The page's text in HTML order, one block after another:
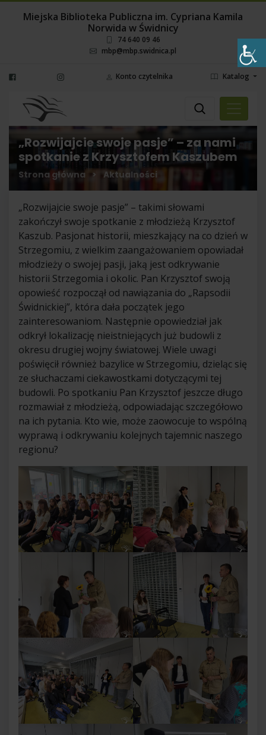
Miejska Biblioteka Publiczna im. Cypriana Kamila
Norwida w Świdnicy
74 640 09 46
mbp@mbp.swidnica.pl
Konto czytelnika Katalog
Wyszukaj
Wybierz miejsce
„Rozwijajcie swoje pasje” – za nami
spotkanie z Krzysztofem Kaszubem
Strona główna > Aktualności
„Rozwijajcie swoje pasje” – takimi słowami
zakończył swoje spotkanie z młodzieżą Krzysztof
Kaszub. Pasjonat historii, mieszkający na co dzień w
Strzegomiu, z wielkim zaangażowaniem opowiadał
młodzieży o swojej pasji, jaką jest odkrywanie
historii Strzegomia i okolic. Pan Krzysztof swoją
opowieść rozpoczął od nawiązania do „Rapsodii
Świdnickiej”, która dała początek jego
zainteresowaniom. Następnie opowiedział jak
odkrył lokalizację nieistniejących już budowli z
okresu drugiej wojny światowej. Wiele uwagi
poświęcił również bazylice w Strzegomiu, dzieląc się
ze słuchaczami ciekawostkami dotyczącymi tej
budowli. Po spotkaniu Pan Krzysztof jeszcze długo
rozmawiał z młodzieżą, odpowiadając szczegółowo
na ich pytania. Kto wie, może zaowocuje to wspólną
wyprawą i odkrywaniu kolejnych tajemnic naszego
regionu?